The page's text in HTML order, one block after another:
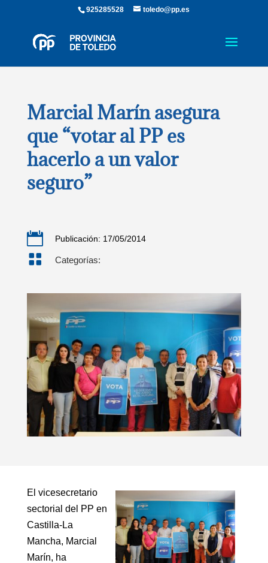
925285528 toledo@pp.es
Marcial Marín asegura
que “votar al PP es
hacerlo a un valor
seguro”
 Publicación: 17/05/2014
 Categorías:
El vicesecretario
sectorial del PP en
Castilla-La
Mancha, Marcial
Marín, ha